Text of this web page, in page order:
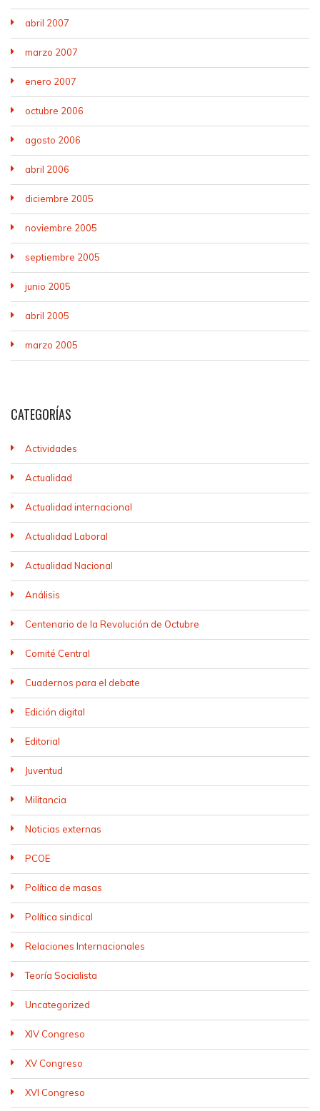
abril 2007
marzo 2007
enero 2007
octubre 2006
agosto 2006
abril 2006
diciembre 2005
noviembre 2005
septiembre 2005
junio 2005
abril 2005
marzo 2005
CATEGORÍAS
Actividades
Actualidad
Actualidad internacional
Actualidad Laboral
Actualidad Nacional
Análisis
Centenario de la Revolución de Octubre
Comité Central
Cuadernos para el debate
Edición digital
Editorial
Juventud
Militancia
Noticias externas
PCOE
Política de masas
Política sindical
Relaciones Internacionales
Teoría Socialista
Uncategorized
XIV Congreso
XV Congreso
XVI Congreso